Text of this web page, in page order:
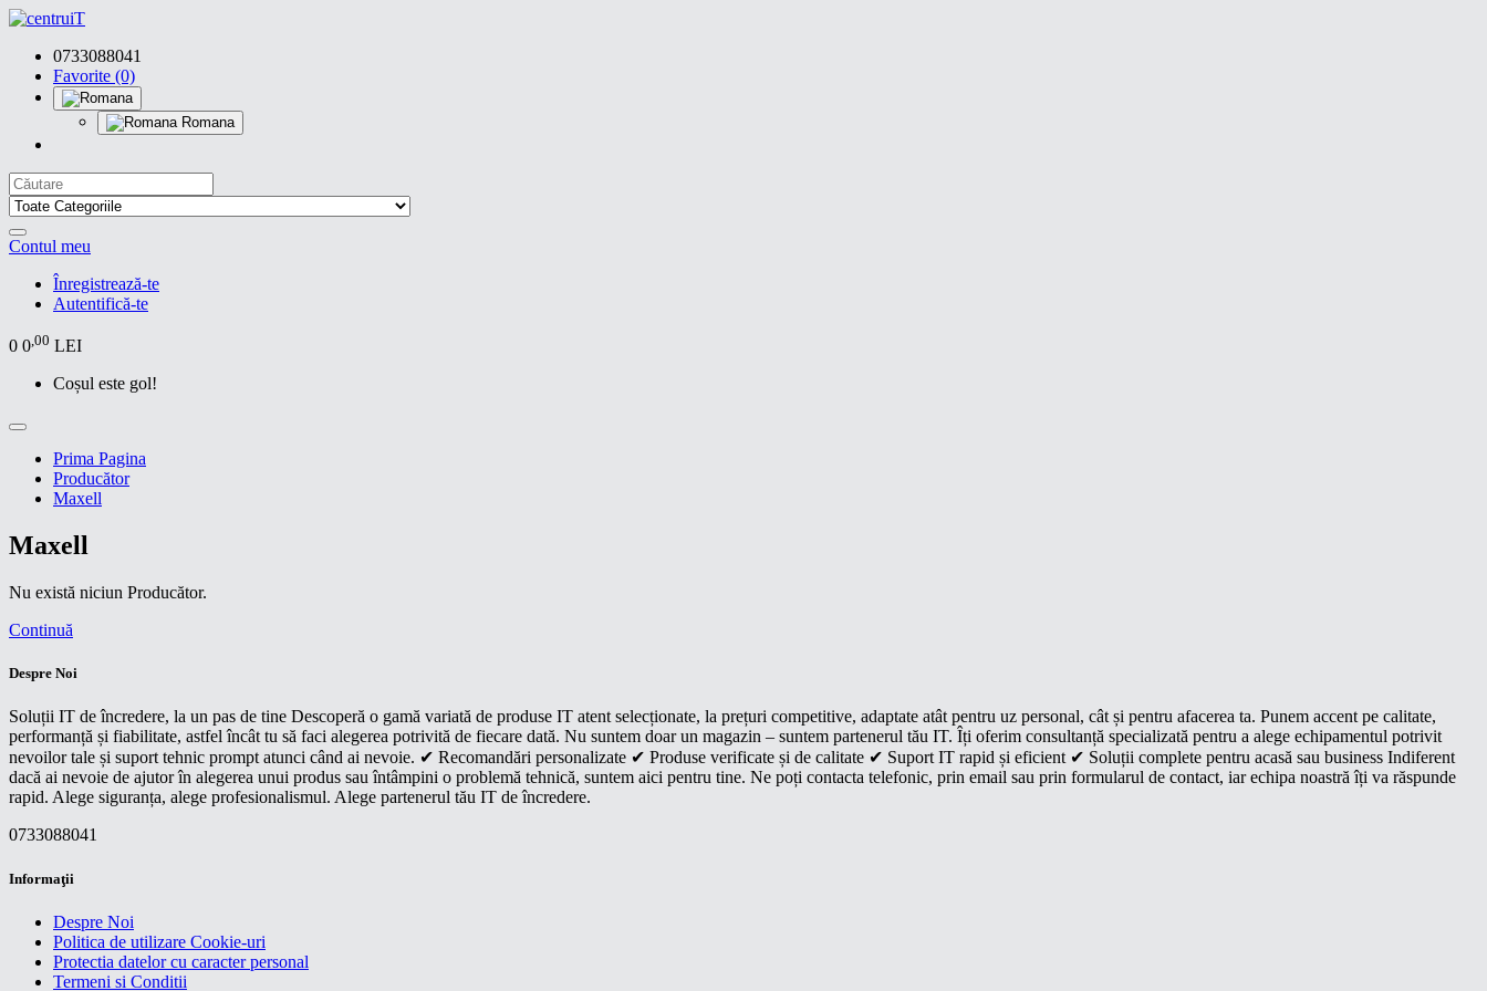
0733088041
Favorite (0)
Romana
Contul meu
Înregistrează-te
Autentifică-te
0 0,00 LEI
Coșul este gol!
Prima Pagina
Producător
Maxell
Maxell
Nu există niciun Producător.
Continuă
Despre Noi
Soluții IT de încredere, la un pas de tine Descoperă o gamă variată de produse IT atent selecționate, la prețuri competitive, adaptate atât pentru uz personal, cât și pentru afacerea ta. Punem accent pe calitate,
performanță și fiabilitate, astfel încât tu să faci alegerea potrivită de fiecare dată. Nu suntem doar un magazin – suntem partenerul tău IT. Îți oferim consultanță specializată pentru a alege echipamentul potrivit
nevoilor tale și suport tehnic prompt atunci când ai nevoie. ✔ Recomandări personalizate ✔ Produse verificate și de calitate ✔ Suport IT rapid și eficient ✔ Soluții complete pentru acasă sau business Indiferent
dacă ai nevoie de ajutor în alegerea unui produs sau întâmpini o problemă tehnică, suntem aici pentru tine. Ne poți contacta telefonic, prin email sau prin formularul de contact, iar echipa noastră îți va răspunde
rapid. Alege siguranța, alege profesionalismul. Alege partenerul tău IT de încredere.
0733088041
Informaţii
Despre Noi
Politica de utilizare Cookie-uri
Protectia datelor cu caracter personal
Termeni si Conditii